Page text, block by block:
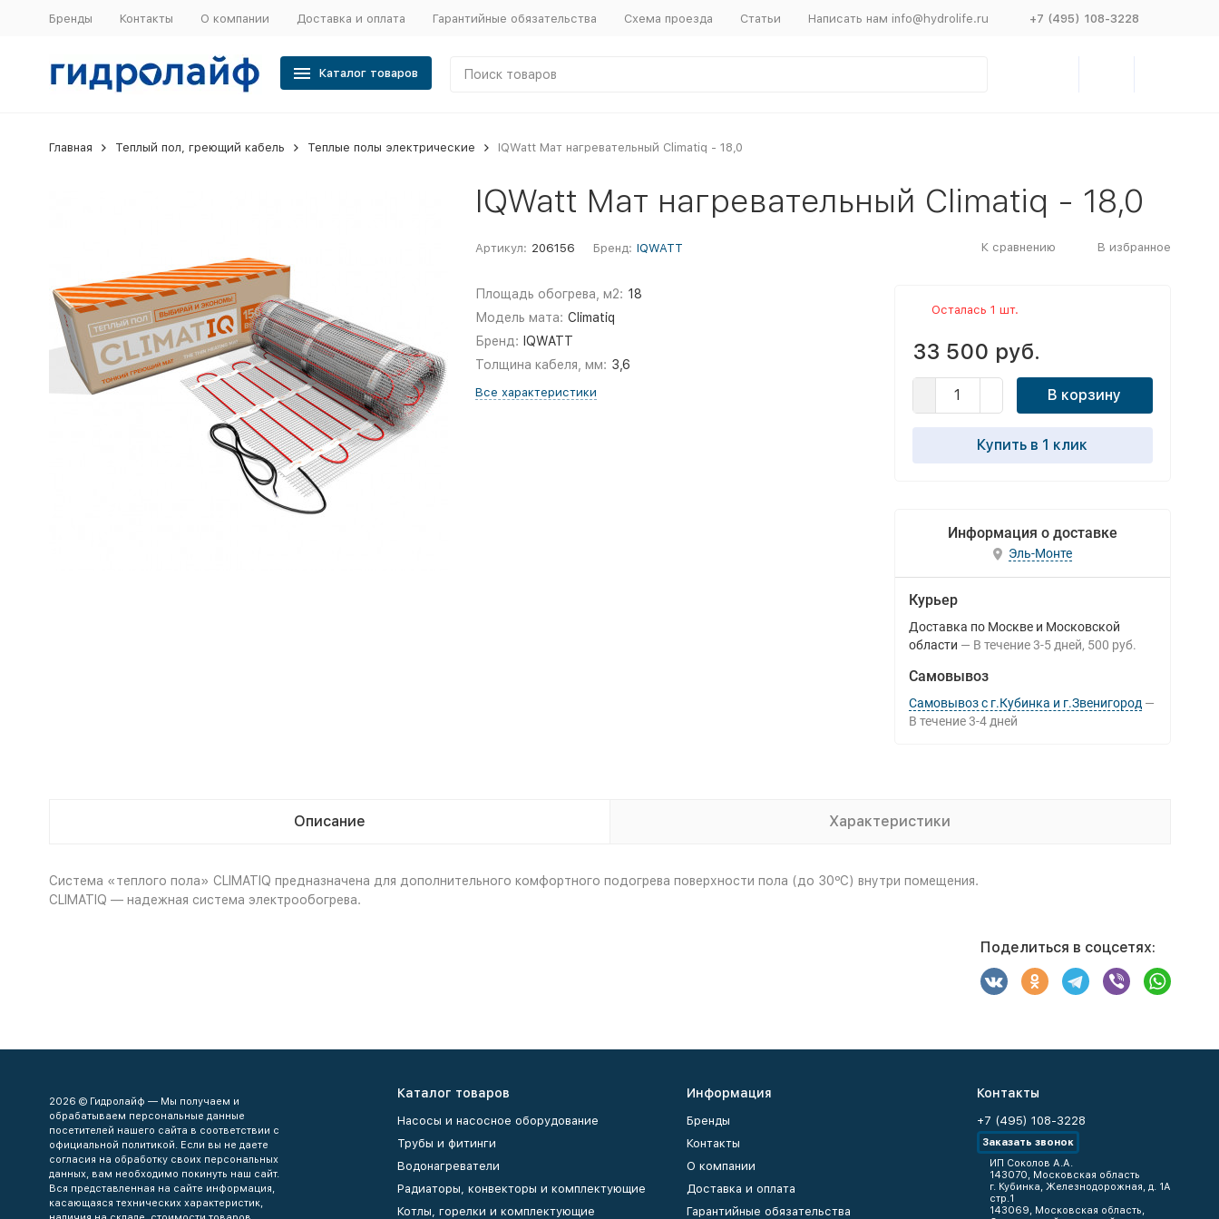
Бренды Контакты О компании Доставка и оплата Гарантийные обязательства Схема проезда Статьи Написать нам info@hydrolife.ru +7 (495) 108-3228
Каталог товаров
Главная Теплый пол, греющий кабель Теплые полы электрические IQWatt Мат нагревательный Climatiq - 18,0
IQWatt Мат нагревательный Climatiq - 18,0
Артикул: 206156 Бренд: IQWATT К сравнению В избранное
Площадь обогрева, м2: 18
Модель мата: Climatiq
Бренд: IQWATT
Толщина кабеля, мм: 3,6
Все характеристики
Осталась 1 шт.
33 500 руб.
В корзину
Купить в 1 клик
Информация о доставке
Эль-Монте
Курьер
Доставка по Москве и Московской
области
В течение 3-5 дней 500 руб.
Самовывоз
Самовывоз с г.Кубинка и г.Звенигород
В течение 3-4 дней
Описание Характеристики
Система «теплого пола» CLIMATIQ предназначена для дополнительного комфортного подогрева поверхности пола (до 30ºС) внутри помещения.
CLIMATIQ — надежная система электрообогрева.
Поделиться в соцсетях:
2026 © Гидролайф — Мы получаем и
обрабатываем персональные данные
посетителей нашего сайта в соответствии с
официальной политикой. Если вы не даете
согласия на обработку своих персональных
данных, вам необходимо покинуть наш сайт.
Вся представленная на сайте информация,
касающаяся технических характеристик,
Каталог товаров
Насосы и насосное оборудование
Трубы и фитинги
Водонагреватели
Радиаторы, конвекторы и комплектующие
Котлы, горелки и комплектующие
Информация
Бренды
Контакты
О компании
Доставка и оплата
Гарантийные обязательства
Контакты
+7 (495) 108-3228
Заказать звонок
ИП Соколов А.А.
143070, Московская область
г. Кубинка, Железнодорожная, д. 1А
стр.1
143069, Московская область,